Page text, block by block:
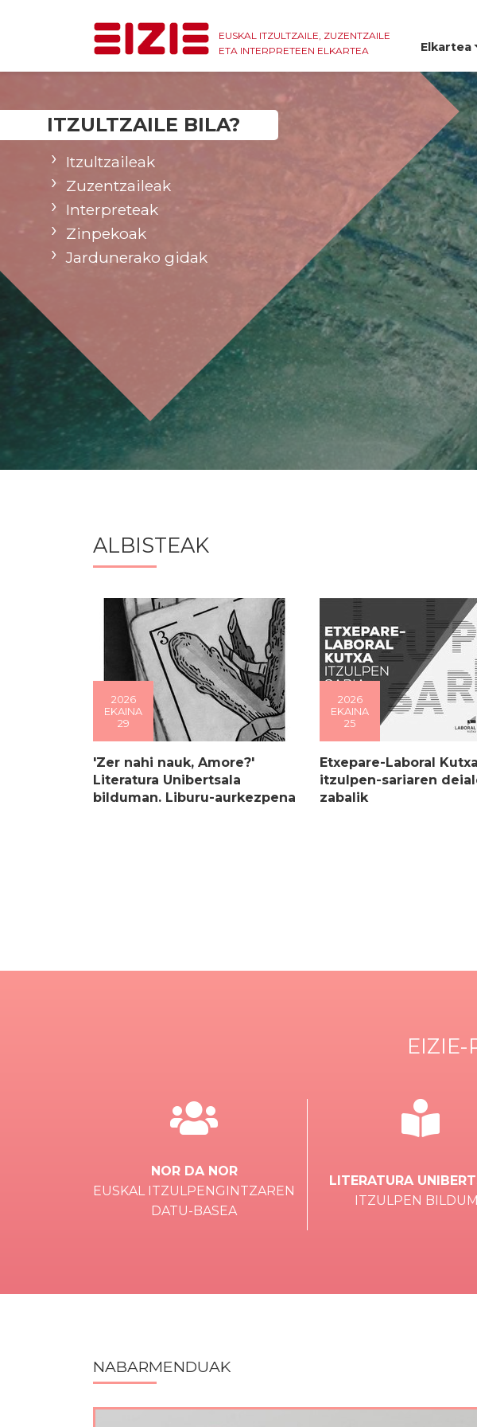
EUSKAL ITZULTZAILE, ZUZENTZAILE
ETA INTERPRETEEN ELKARTEA
Elkartea
ITZULTZAILE BILA?
Itzultzaileak
Zuzentzaileak
Interpreteak
Zinpekoak
Jardunerako gidak
ALBISTEAK
2026
EKAINA
29
'Zer nahi nauk, Amore?'
Literatura Unibertsala
bilduman. Liburu-aurkezpena
2026
EKAINA
25
Etxepare-Laboral Kutxa
itzulpen-sariaren
zabalik
EIZIE-
NOR DA NOR
EUSKAL ITZULPENGINTZAREN
DATU-BASEA
LITERATURA
ITZULPEN
NABARMENDUAK